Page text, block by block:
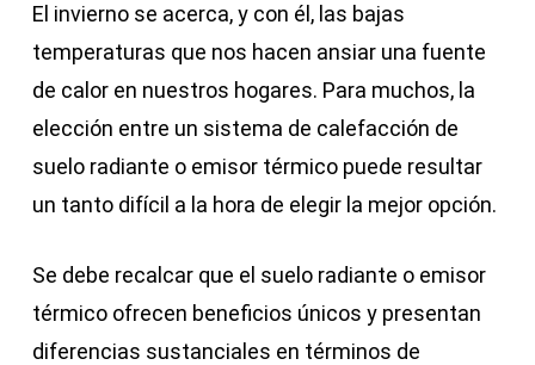
El invierno se acerca, y con él, las bajas
temperaturas que nos hacen ansiar una fuente
de calor en nuestros hogares. Para muchos, la
elección entre un sistema de calefacción de
suelo radiante o emisor térmico puede resultar
un tanto difícil a la hora de elegir la mejor opción.
Se debe recalcar que el suelo radiante o emisor
térmico ofrecen beneficios únicos y presentan
diferencias sustanciales en términos de